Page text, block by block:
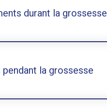
durant la grossesse
la grossesse